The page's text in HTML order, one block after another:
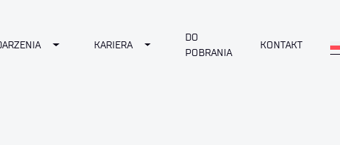
Toggle Dropdown
KARIERA Toggle Dropdown
DO
POBRANIA
KONTAKT